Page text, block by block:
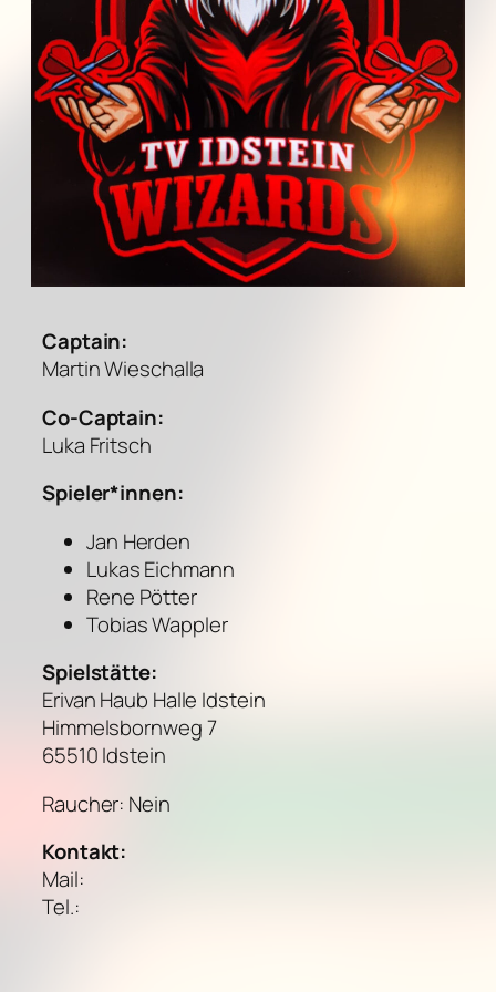
Captain:
Martin Wieschalla
Co-Captain:
Luka Fritsch
Spieler*innen:
Jan Herden
Lukas Eichmann
Rene Pötter
Tobias Wappler
Spielstätte:
Erivan Haub Halle Idstein
Himmelsbornweg 7
65510 Idstein
Raucher: Nein
Kontakt:
Mail:
Tel.: